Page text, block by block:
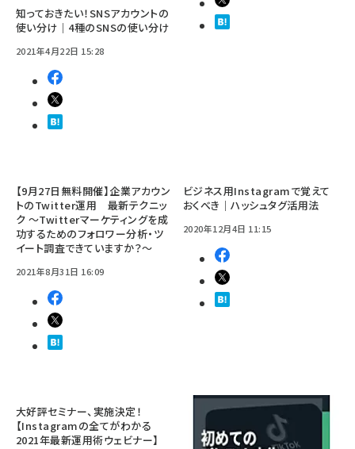
知っておきたい！SNSアカウントの
使い分け｜4種のSNSの使い分け
2021年4月22日 15:28
【9月27日無料開催】企業アカウン
トのTwitter運用 最新テクニッ
ク ～Twitterマーケティングを成
功するためのフォロワー分析・ツ
イート調査できていますか？～
2021年8月31日 16:09
ビジネス用Instagramで覚えて
おくべき｜ハッシュタグ活用法
2020年12月4日 11:15
大好評セミナー、実施決定！
【Instagramの全てがわかる
2021年最新運用術ウェビナー】